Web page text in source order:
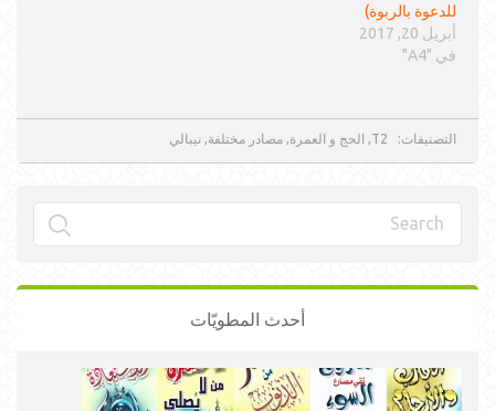
للدعوة بالربوة)
أبريل 20, 2017
في "A4"
التصنيفات: T2
, الحج و العمرة, مصادر مختلفة, نيبالي
أحدث المطويّات